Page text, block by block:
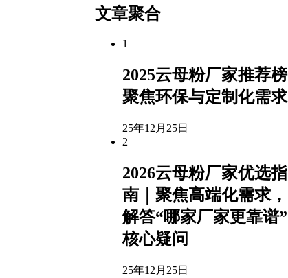
文章聚合
1
2025云母粉厂家推荐榜
聚焦环保与定制化需求
25年12月25日
2
2026云母粉厂家优选指
南｜聚焦高端化需求，
解答“哪家厂家更靠谱”
核心疑问
25年12月25日